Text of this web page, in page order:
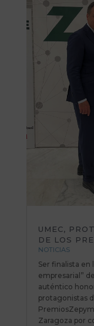
UMEC,
DE LOS
NOTICIAS
Ser finalista en
empresarial”
auténtico
protagonistas
Zaragoza por